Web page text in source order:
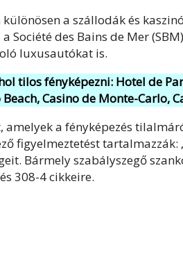
a szállodák és
Société des Bains de Mer
luxusautókat is.
tilos fényképezni: Hotel de
Casino de Monte-Carlo,
a fényképezés
figyelmeztetést tartalmazzák:
Bármely szabályszegő
308-4 cikkeire.